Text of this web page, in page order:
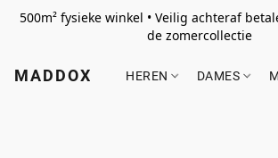
500m² fysieke winkel • Veilig achteraf
de zomercollectie
MADDOX HEREN DAMES